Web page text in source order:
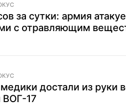
за сутки: армия
с отравляющим
достали из руки
ВОГ-17